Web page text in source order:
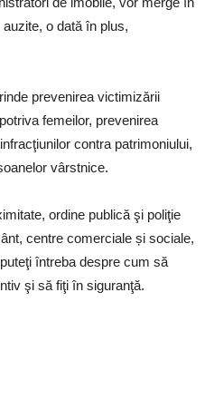
o dată în plus,
prevenirea victimizării
femeilor, prevenirea
contra patrimoniului,
vârstnice.
ordine publică şi poliţie
centre comerciale și sociale,
întreba despre cum să
şi să fiţi în siguranţă.